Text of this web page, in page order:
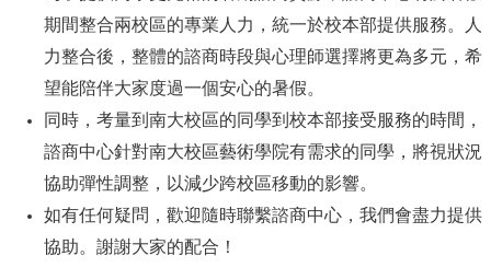
期間整合兩校區的專業人力，統一於校本部提供服務。人
力整合後，整體的諮商時段與心理師選擇將更為多元，希
望能陪伴大家度過一個安心的暑假。
同時，考量到南大校區的同學到校本部接受服務的時間，
諮商中心針對南大校區藝術學院有需求的同學，將視狀況
協助彈性調整，以減少跨校區移動的影響。
如有任何疑問，歡迎隨時聯繫諮商中心，我們會盡力提供
協助。謝謝大家的配合！